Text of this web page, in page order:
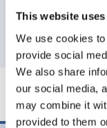
This website
We use cookies
provide social
We also share
our social media,
may combine it
provided to them